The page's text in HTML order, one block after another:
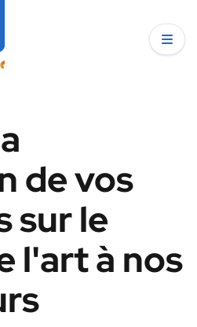
de vos
sur le
l'art à nos